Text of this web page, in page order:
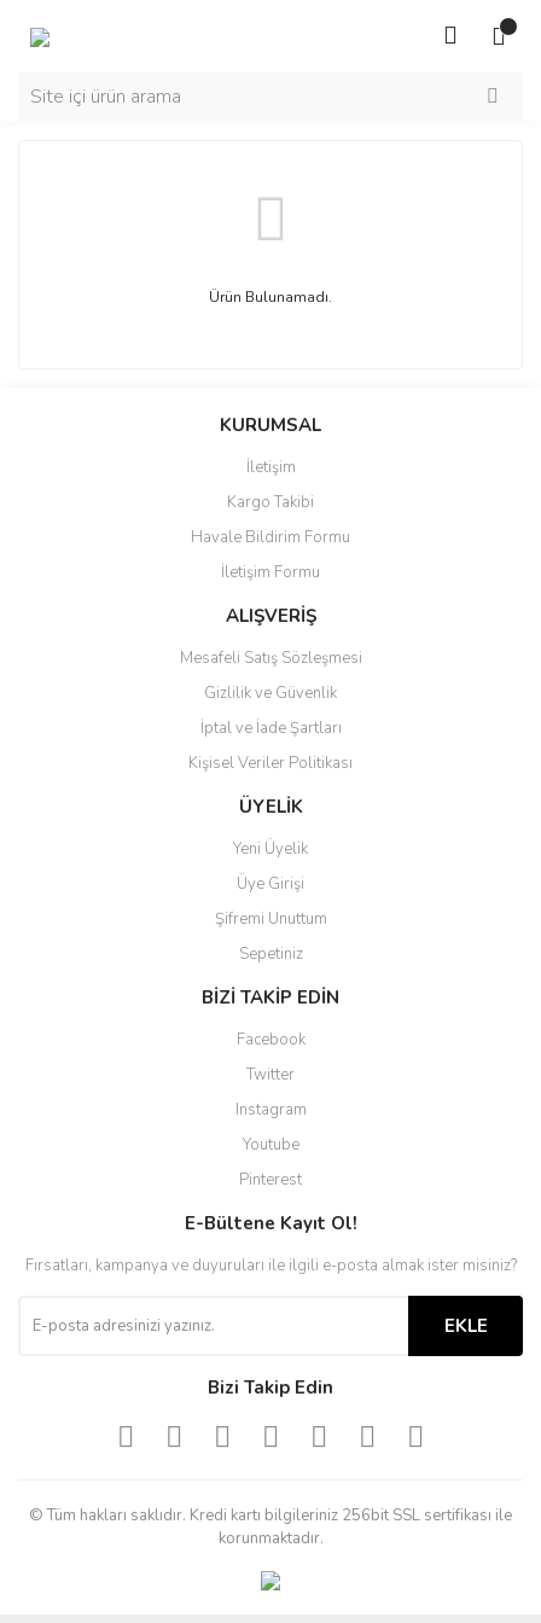
Ürün Bulunamadı.
KURUMSAL
İletişim
Kargo Takibi
Havale Bildirim Formu
İletişim Formu
ALIŞVERİŞ
Mesafeli Satış Sözleşmesi
Gizlilik ve Güvenlik
İptal ve İade Şartları
Kişisel Veriler Politikası
ÜYELİK
Yeni Üyelik
Üye Girişi
Şifremi Unuttum
Sepetiniz
BİZİ TAKİP EDİN
Facebook
Twitter
Instagram
Youtube
Pinterest
E-Bültene Kayıt Ol!
Fırsatları, kampanya ve duyuruları ile ilgili e-posta almak ister misiniz?
EKLE
Bizi Takip Edin
© Tüm hakları saklıdır. Kredi kartı bilgileriniz 256bit SSL sertifikası ile
korunmaktadır.